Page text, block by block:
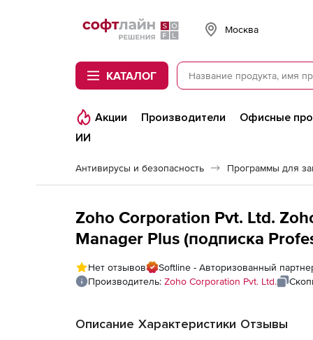
Softline
Москва
КАТАЛОГ
Акции Производители Офисные
ИИ
Антивирусы и безопасность Программы для
Zoho Corporation Pvt. Ltd.
Manager Plus (подписка
For 1 Farm / M365 Tenant
Нет отзывов
Softline - Авторизованный
Производитель: Zoho Corporation Pvt. Ltd.
Описание Характеристики Отзывы